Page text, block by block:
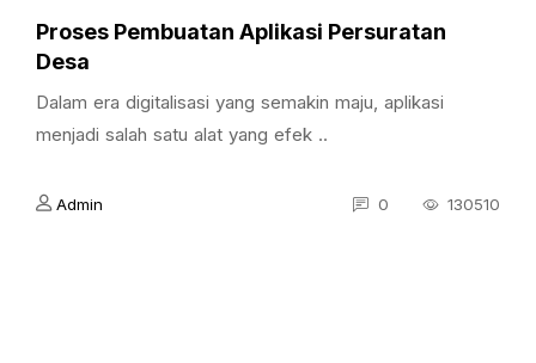
Proses Pembuatan Aplikasi Persuratan
Desa
Dalam era digitalisasi yang semakin maju, aplikasi
menjadi salah satu alat yang efek ..
Admin 0 130510